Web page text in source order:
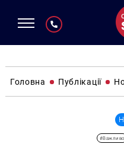
Головна Публікації
#Важливо